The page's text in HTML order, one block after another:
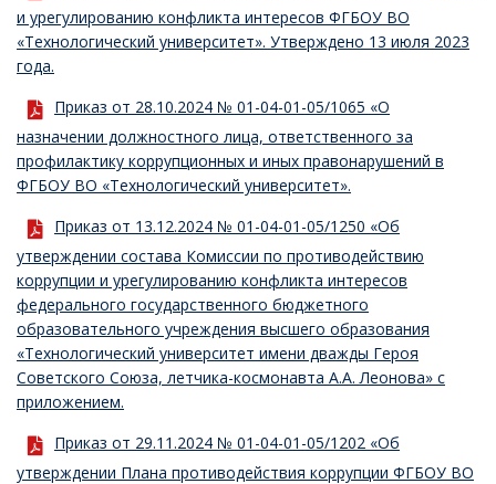
и урегулированию конфликта интересов ФГБОУ ВО
«Технологический университет». Утверждено 13 июля 2023
года.
Приказ от 28.10.2024 № 01-04-01-05/1065 «О
назначении должностного лица, ответственного за
профилактику коррупционных и иных правонарушений в
ФГБОУ ВО «Технологический университет».
Приказ от 13.12.2024 № 01-04-01-05/1250 «Об
утверждении состава Комиссии по противодействию
коррупции и урегулированию конфликта интересов
федерального государственного бюджетного
образовательного учреждения высшего образования
«Технологический университет имени дважды Героя
Советского Союза, летчика-космонавта А.А. Леонова» с
приложением.
Приказ от 29.11.2024 № 01-04-01-05/1202 «Об
утверждении Плана противодействия коррупции ФГБОУ ВО